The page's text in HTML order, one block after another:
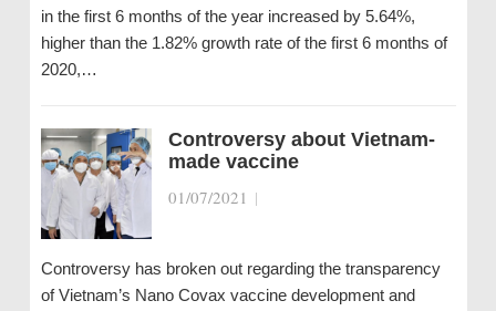
in the first 6 months of the year increased by 5.64%,
higher than the 1.82% growth rate of the first 6 months of
2020,…
Controversy about Vietnam-
made vaccine
01/07/2021 |
Controversy has broken out regarding the transparency
of Vietnam’s Nano Covax vaccine development and